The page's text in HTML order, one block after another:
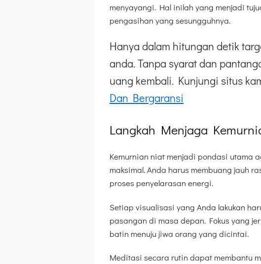
menyayangi. Hal inilah yang menjadi
pengasihan yang sesungguhnya.
Hanya dalam hitungan detik
anda. Tanpa syarat dan
uang kembali. Kunjungi situs
Dan Bergaransi
Langkah Menjaga
Kemurnian niat menjadi pondasi utama
maksimal. Anda harus membuang jauh
proses penyelarasan energi.
Setiap visualisasi yang Anda lakukan
pasangan di masa depan. Fokus yang
batin menuju jiwa orang yang dicintai.
Meditasi secara rutin dapat membantu